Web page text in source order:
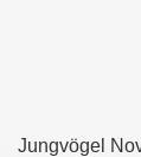
Jungvögel